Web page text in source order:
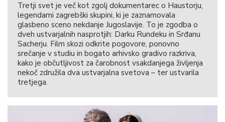
Tretji svet je več kot zgolj dokumentarec o Haustorju,
legendarni zagrebški skupini, ki je zaznamovala
glasbeno sceno nekdanje Jugoslavije. To je zgodba o
dveh ustvarjalnih nasprotjih: Darku Rundeku in Srđanu
Sacherju. Film skozi odkrite pogovore, ponovno
srečanje v studiu in bogato arhivsko gradivo razkriva,
kako je občutljivost za čarobnost vsakdanjega življenja
nekoč združila dva ustvarjalna svetova – ter ustvarila
tretjega.